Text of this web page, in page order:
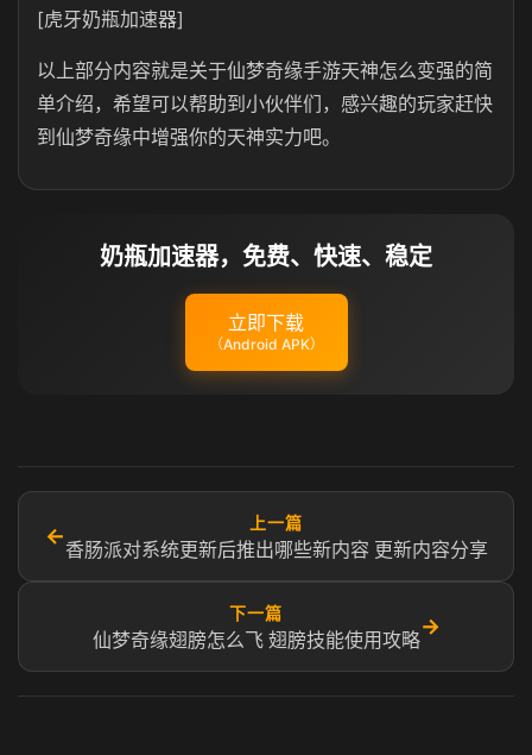
[虎牙奶瓶加速器]
以上部分内容就是关于仙梦奇缘手游天神怎么变强的简
单介绍，希望可以帮助到小伙伴们，感兴趣的玩家赶快
到仙梦奇缘中增强你的天神实力吧。
奶瓶加速器，免费、快速、稳定
立即下载
（Android APK）
←
上一篇
香肠派对系统更新后推出哪些新内容 更新内容分享
下一篇
仙梦奇缘翅膀怎么飞 翅膀技能使用攻略
→